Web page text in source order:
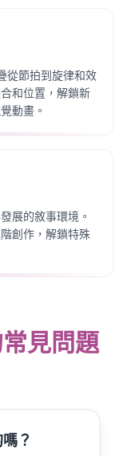
從節拍到旋律和效
和位置，解鎖新
動畫。
展的敘事環境。
創作，解鎖特殊
見問題
？